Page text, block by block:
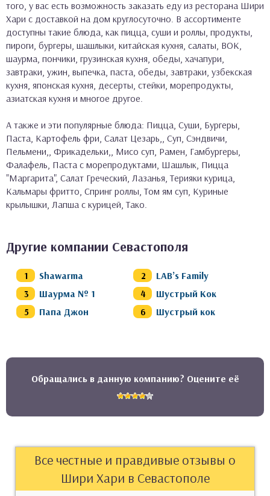
того, у вас есть возможность заказать еду из ресторана Шири
Хари с доставкой на дом круглосуточно. В ассортименте
доступны такие блюда, как пицца, суши и роллы, продукты,
пироги, бургеры, шашлыки, китайская кухня, салаты, ВОК,
шаурма, пончики, грузинская кухня, обеды, хачапури,
завтраки, ужин, выпечка, паста, обеды, завтраки, узбекская
кухня, японская кухня, десерты, стейки, морепродукты,
азиатская кухня и многое другое.
А также и эти популярные блюда: Пицца, Суши, Бургеры,
Паста, Картофель фри, Салат Цезарь,, Суп, Сэндвичи,
Пельмени,, Фрикадельки,, Мисо суп, Рамен, Гамбургеры,
Фалафель, Паста с морепродуктами, Шашлык, Пицца
"Маргарита", Салат Греческий, Лазанья, Терияки курица,
Кальмары фритто, Спринг роллы, Том ям суп, Куриные
крылышки, Лапша с курицей, Тако.
Другие компании Севастополя
Shawarma
LAB’s Family
Шаурма № 1
Шустрый Кок
Папа Джон
Шустрый кок
Обращались в данную компанию? Оцените её
Все честные и правдивые отзывы о
Шири Хари в Севастополе